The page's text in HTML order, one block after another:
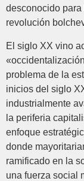
desconocido
revolución
El siglo XX vino
problema de la
inicios del siglo
industrialmente
la periferia
enfoque
donde
ramificado en la
una fuerza social